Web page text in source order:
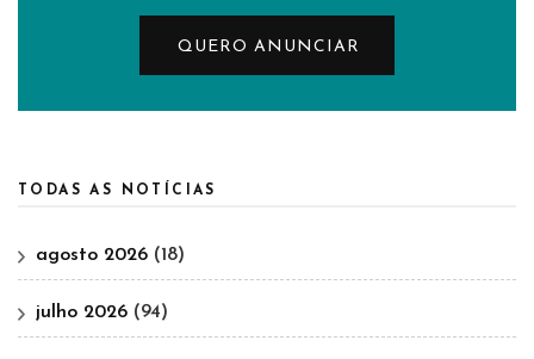
QUERO ANUNCIAR
TODAS AS NOTÍCIAS
agosto 2026 (18)
julho 2026 (94)